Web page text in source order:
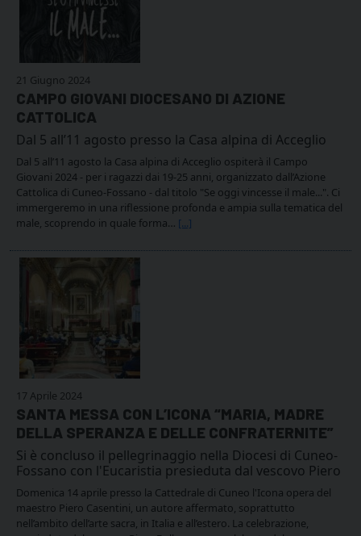
21 Giugno 2024
CAMPO GIOVANI DIOCESANO DI AZIONE
CATTOLICA
Dal 5 all’11 agosto presso la Casa alpina di Acceglio
Dal 5 all’11 agosto la Casa alpina di Acceglio ospiterà il Campo
Giovani 2024 - per i ragazzi dai 19-25 anni, organizzato dall’Azione
Cattolica di Cuneo-Fossano - dal titolo "Se oggi vincesse il male...". Ci
immergeremo in una riflessione profonda e ampia sulla tematica del
male, scoprendo in quale forma… [...]
17 Aprile 2024
SANTA MESSA CON L’ICONA “MARIA, MADRE
DELLA SPERANZA E DELLE CONFRATERNITE”
Si è concluso il pellegrinaggio nella Diocesi di Cuneo-
Fossano con l'Eucaristia presieduta dal vescovo Piero
Domenica 14 aprile presso la Cattedrale di Cuneo l'Icona opera del
maestro Piero Casentini, un autore affermato, soprattutto
nell’ambito dell’arte sacra, in Italia e all’estero. La celebrazione,